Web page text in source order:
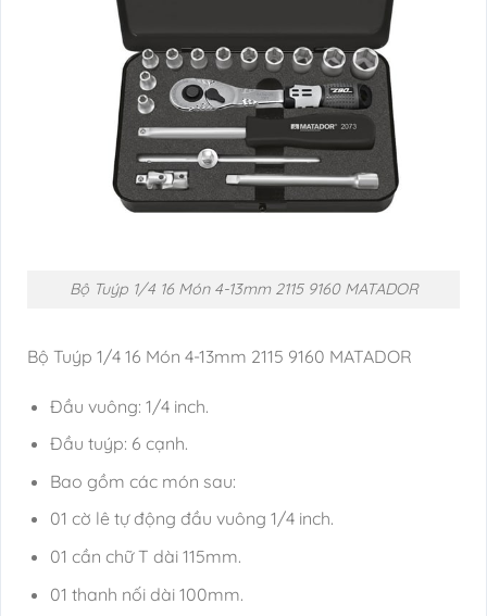
Bộ Tuýp 1/4 16 Món 4-13mm 2115 9160 MATADOR
Bộ Tuýp 1/4 16 Món 4-13mm 2115 9160 MATADOR
Đầu vuông: 1/4 inch.
Đầu tuýp: 6 cạnh.
Bao gồm các món sau:
01 cờ lê tự động đầu vuông 1/4 inch.
01 cần chữ T dài 115mm.
01 thanh nối dài 100mm.